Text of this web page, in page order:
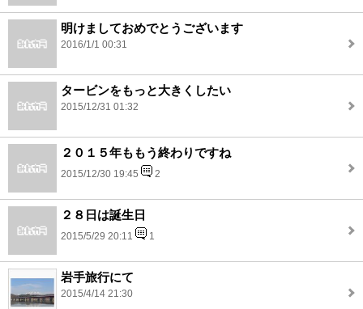
明けましておめでとうございます
2016/1/1 00:31
タービンをもっと大きくしたい
2015/12/31 01:32
２０１５年ももう終わりですね
2015/12/30 19:45 2
２８日は誕生日
2015/5/29 20:11 1
岩手旅行にて
2015/4/14 21:30